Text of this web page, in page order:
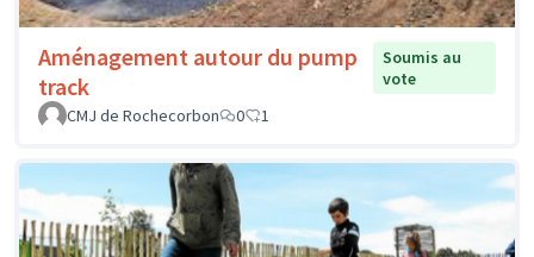
Aménagement autour du pump
track
Soumis au
vote
CMJ de Rochecorbon
0 1